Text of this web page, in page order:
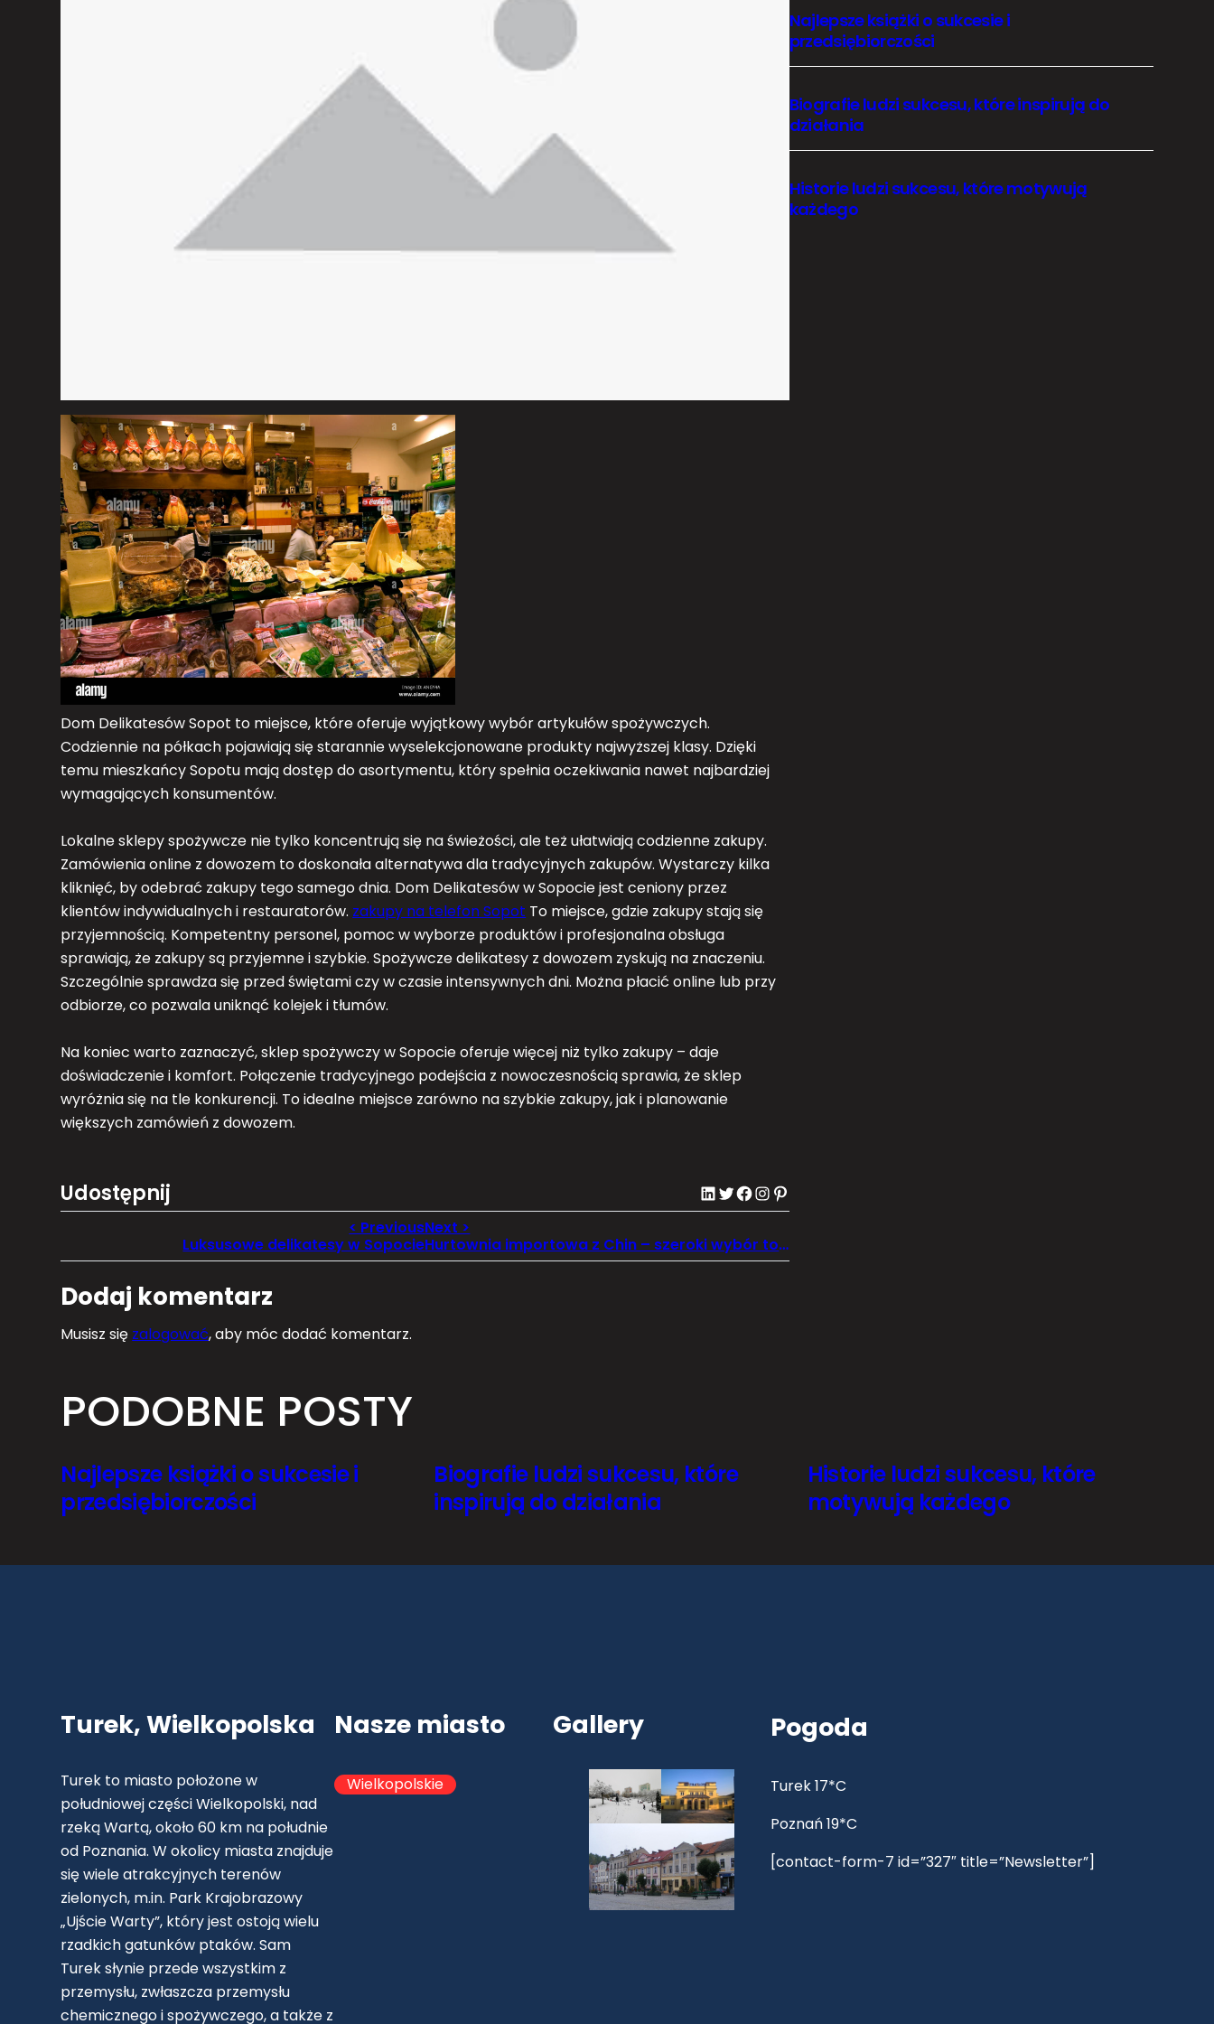
Dom Delikatesów Sopot to miejsce, które oferuje wyjątkowy wybór artykułów spożywczych.
Codziennie na półkach pojawiają się starannie wyselekcjonowane produkty najwyższej klasy. Dzięki
temu mieszkańcy Sopotu mają dostęp do asortymentu, który spełnia oczekiwania nawet najbardziej
wymagających konsumentów.
Lokalne sklepy spożywcze nie tylko koncentrują się na świeżości, ale też ułatwiają codzienne zakupy.
Zamówienia online z dowozem to doskonała alternatywa dla tradycyjnych zakupów. Wystarczy kilka
kliknięć, by odebrać zakupy tego samego dnia. Dom Delikatesów w Sopocie jest ceniony przez
klientów indywidualnych i restauratorów. zakupy na telefon Sopot To miejsce, gdzie zakupy stają się
przyjemnością. Kompetentny personel, pomoc w wyborze produktów i profesjonalna obsługa
sprawiają, że zakupy są przyjemne i szybkie. Spożywcze delikatesy z dowozem zyskują na znaczeniu.
Szczególnie sprawdza się przed świętami czy w czasie intensywnych dni. Można płacić online lub przy
odbiorze, co pozwala uniknąć kolejek i tłumów.
Na koniec warto zaznaczyć, sklep spożywczy w Sopocie oferuje więcej niż tylko zakupy – daje
doświadczenie i komfort. Połączenie tradycyjnego podejścia z nowoczesnością sprawia, że sklep
wyróżnia się na tle konkurencji. To idealne miejsce zarówno na szybkie zakupy, jak i planowanie
większych zamówień z dowozem.
Udostępnij LinkedIn Twitter Facebook Instagram Pinterest
Luksusowe delikatesy w Sopocie Hurtownia importowa z Chin – szeroki wybór towarów, atrakcyjne ceny hurtowe, kompleksowa obsługa
Dodaj komentarz
Musisz się zalogować, aby móc dodać komentarz.
Najlepsze książki o sukcesie i
przedsiębiorczości
Biografie ludzi sukcesu, które inspirują do
działania
Historie ludzi sukcesu, które motywują
każdego
PODOBNE POSTY
Najlepsze książki o sukcesie i
przedsiębiorczości
Biografie ludzi sukcesu, które
inspirują do działania
Historie ludzi sukcesu, które
motywują każdego
Turek, Wielkopolska
Turek to miasto położone w
południowej części Wielkopolski, nad
rzeką Wartą, około 60 km na południe
od Poznania. W okolicy miasta znajduje
się wiele atrakcyjnych terenów
zielonych, m.in. Park Krajobrazowy
„Ujście Warty”, który jest ostoją wielu
rzadkich gatunków ptaków. Sam
Turek słynie przede wszystkim z
przemysłu, zwłaszcza przemysłu
chemicznego i spożywczego, a także z
Nasze miasto
Wielkopolskie
Gallery Pogoda
Turek 17*C
Poznań 19*C
[contact-form-7 id=”327″ title=”Newsletter”]